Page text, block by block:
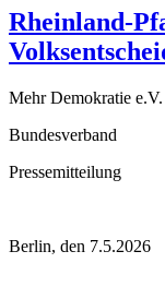
Rheinland-
Mehr Demokratie e.V.
Bundesverband
Pressemitteilung
Berlin, den 7.5.2026